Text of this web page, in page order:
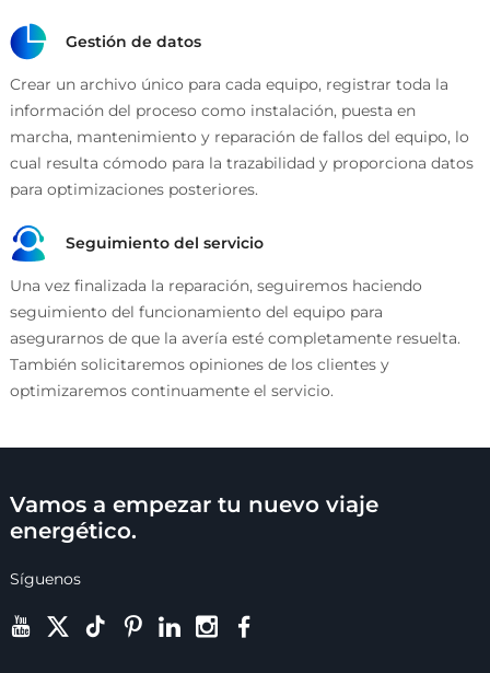
Gestión de datos
Crear un archivo único para cada equipo, registrar toda la
información del proceso como instalación, puesta en
marcha, mantenimiento y reparación de fallos del equipo, lo
cual resulta cómodo para la trazabilidad y proporciona datos
para optimizaciones posteriores.
Seguimiento del servicio
Una vez finalizada la reparación, seguiremos haciendo
seguimiento del funcionamiento del equipo para
asegurarnos de que la avería esté completamente resuelta.
También solicitaremos opiniones de los clientes y
optimizaremos continuamente el servicio.
Vamos a empezar tu nuevo viaje
energético.
Síguenos